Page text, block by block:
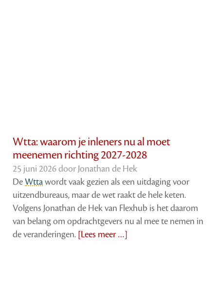
Wtta: waarom je inleners nu al moet
meenemen richting 2027-2028
25 juni 2026 doorJonathan de Hek
DeWttawordt vaak gezien als een uitdaging voor
uitzendbureaus, maar de wet raakt de hele keten.
Volgens Jonathan de Hek van Flexhub is het daarom
van belang om opdrachtgevers nu al mee te nemen in
de veranderingen. [Lees meer …]